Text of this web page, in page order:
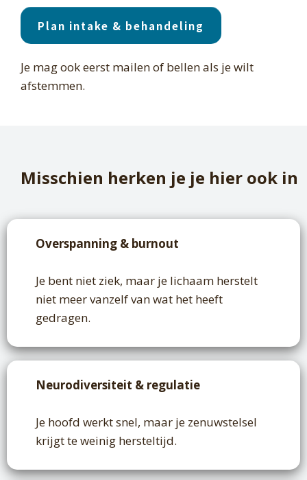
Plan intake & behandeling
Je mag ook eerst mailen of bellen als je wilt
afstemmen.
Misschien herken je je hier ook in
Overspanning & burnout
Je bent niet ziek, maar je lichaam herstelt
niet meer vanzelf van wat het heeft
gedragen.
Neurodiversiteit & regulatie
Je hoofd werkt snel, maar je zenuwstelsel
krijgt te weinig hersteltijd.